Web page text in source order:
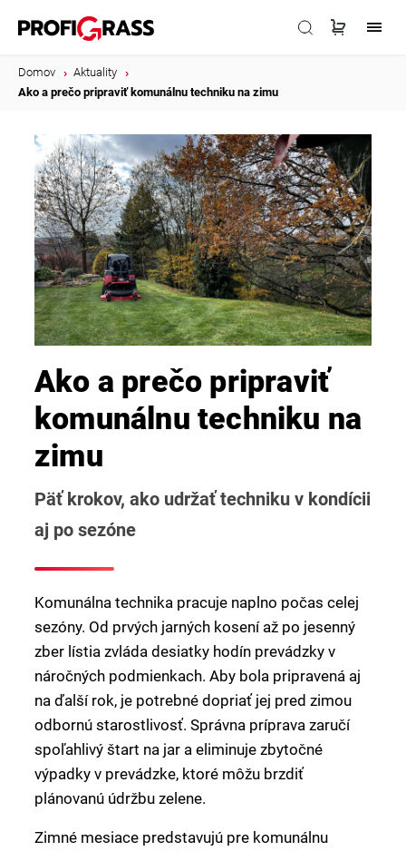
Domov Aktuality
Ako a prečo pripraviť komunálnu techniku na zimu
Ako a prečo pripraviť
komunálnu techniku na
zimu
Päť krokov, ako udržať techniku v kondícii
aj po sezóne
Komunálna technika pracuje naplno počas celej
sezóny. Od prvých jarných kosení až po jesenný
zber lístia zvláda desiatky hodín prevádzky v
náročných podmienkach. Aby bola pripravená aj
na ďalší rok, je potrebné dopriať jej pred zimou
odbornú starostlivosť. Správna príprava zaručí
spoľahlivý štart na jar a eliminuje zbytočné
výpadky v prevádzke, ktoré môžu brzdiť
plánovanú údržbu zelene.
Zimné mesiace predstavujú pre komunálnu